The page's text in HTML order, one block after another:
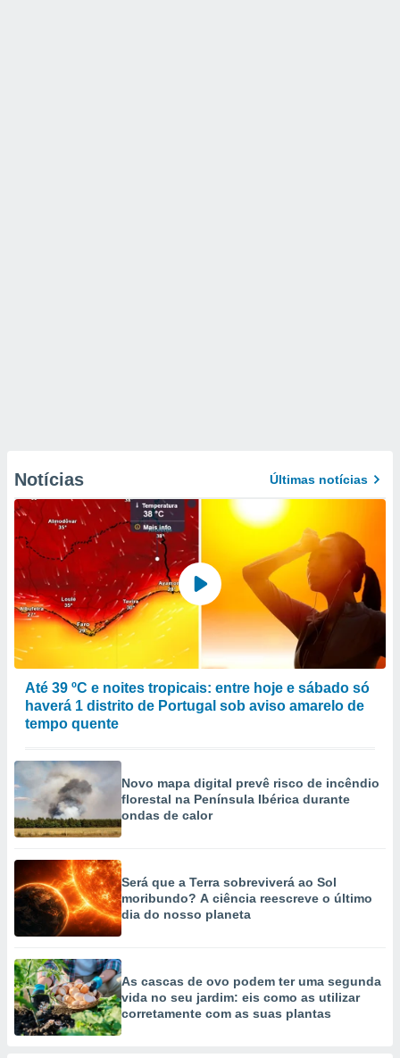
Notícias Últimas notícias
Até 39 ºC e noites tropicais: entre hoje e sábado só
haverá 1 distrito de Portugal sob aviso amarelo de
tempo quente
Novo mapa digital prevê risco de incêndio
florestal na Península Ibérica durante
ondas de calor
Será que a Terra sobreviverá ao Sol
moribundo? A ciência reescreve o último
dia do nosso planeta
As cascas de ovo podem ter uma segunda
vida no seu jardim: eis como as utilizar
corretamente com as suas plantas